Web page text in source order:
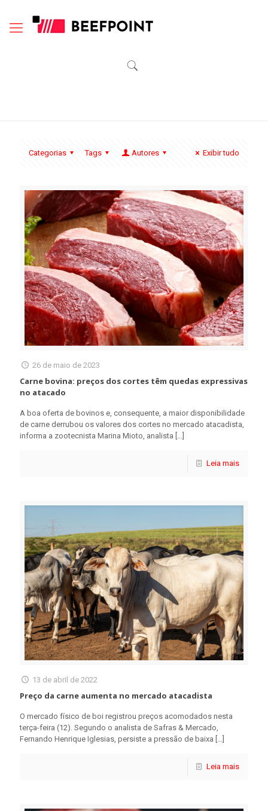
Categorias Tags Autores Exibir tudo
26 de maio de 2023
Carne bovina: preços dos cortes têm quedas expressivas
no atacado
A boa oferta de bovinos e, consequente, a maior disponibilidade
de carne derrubou os valores dos cortes no mercado atacadista,
informa a zootecnista Marina Mioto, analista […]
Leia mais
13 de abril de 2022
Preço da carne aumenta no mercado atacadista
O mercado físico de boi registrou preços acomodados nesta
terça-feira (12). Segundo o analista de Safras & Mercado,
Fernando Henrique Iglesias, persiste a pressão de baixa […]
Leia mais